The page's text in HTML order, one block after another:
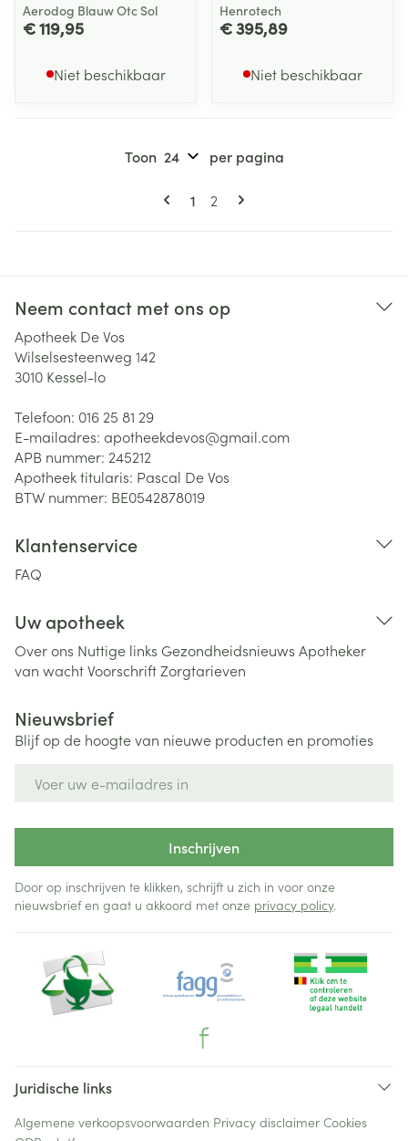
Aerodog Blauw Otc Sol
€ 119,95
Niet beschikbaar
Henrotech
€ 395,89
Niet beschikbaar
Pagina's
U lees momenteel pagina
1 Pagina
2
Toon per pagina
Neem contact met ons op
Apotheek De Vos
Wilselsesteenweg 142
3010 Kessel-lo
Telefoon: 016 25 81 29
E-mailadres: apotheekdevos@gmail.com
APB nummer: 245212
Apotheek titularis: Pascal De Vos
BTW nummer: BE0542878019
Klantenservice
FAQ
Uw apotheek
Over ons Nuttige links Gezondheidsnieuws Apotheker
van wachtVoorschriftZorgtarieven
Nieuwsbrief
Blijf op de hoogte van nieuwe producten en promoties
Inschrijven
Door op inschrijven te klikken, schrijft u zich in voor onze
nieuwsbrief en gaat u akkoord met onze privacy policy.
Juridische links
Algemene verkoopsvoorwaarden Privacy disclaimer Cookies